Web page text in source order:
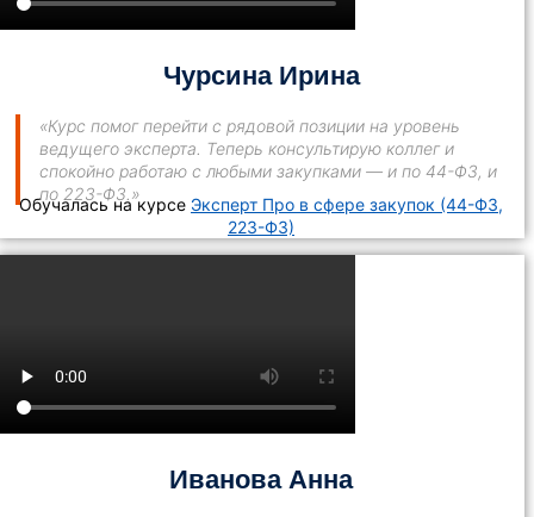
Чурсина Ирина
«Курс помог перейти с рядовой позиции на уровень
ведущего эксперта. Теперь консультирую коллег и
спокойно работаю с любыми закупками — и по 44-ФЗ, и
по 223-ФЗ.»
Обучалась на курсе Эксперт Про в сфере закупок (44-ФЗ,
223-ФЗ)
Иванова Анна
Открой меня!